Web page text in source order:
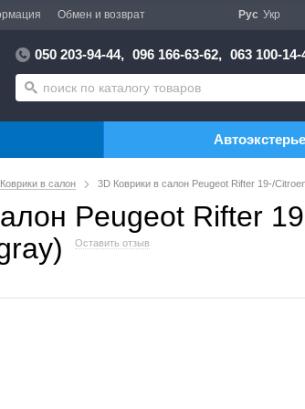
Обмен и возврат Рус Укр
050 203-94-44, 096 166-63-62, 063 100-14-
Коврики в салон 3D Коврики в салон Peugeot Rifter 19-/
Peugeot Rifter
Оставить отзыв